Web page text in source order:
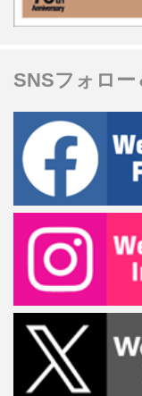
SNSフォロ